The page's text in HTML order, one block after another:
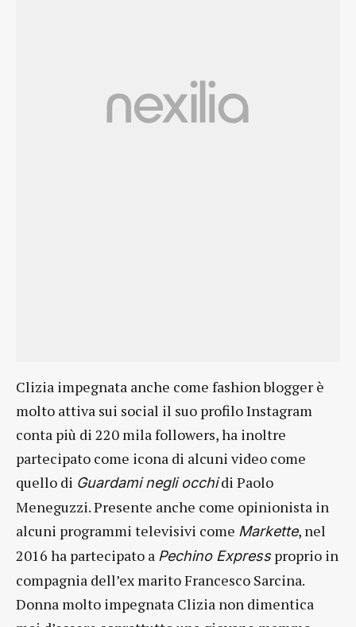
Clizia impegnata anche come fashion blogger è
molto attiva sui social il suo profilo Instagram
conta più di 220 mila followers, ha inoltre
partecipato come icona di alcuni video come
quello di Guardami negli occhidi Paolo
Meneguzzi. Presente anche come opinionista in
alcuni programmi televisivi come Markette, nel
2016 ha partecipato a Pechino Expressproprio in
compagnia dell’ex marito Francesco Sarcina.
Donna molto impegnata Clizia non dimentica